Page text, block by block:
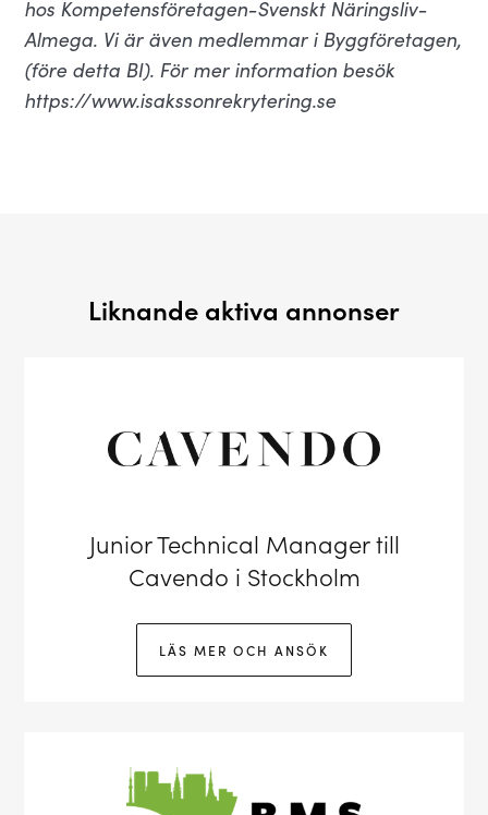
hos Kompetensföretagen-Svenskt Näringsliv-
Almega. Vi är även medlemmar i Byggföretagen,
(före detta BI). För mer information besök
https://www.isakssonrekrytering.se
Liknande aktiva annonser
Junior Technical Manager till
Cavendo i Stockholm
LÄS MER OCH ANSÖK